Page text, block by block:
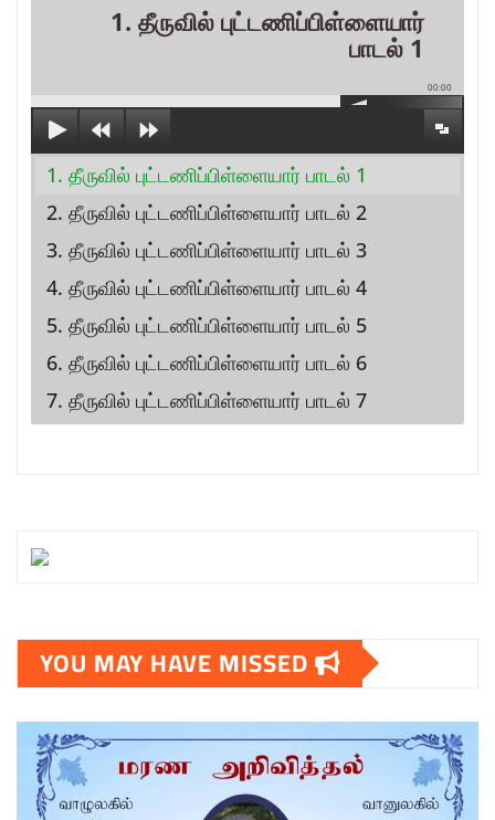
1. தீருவில் புட்டணிப்பிள்ளையார்
பாடல் 1
00:00
1. தீருவில் புட்டணிப்பிள்ளையார் பாடல் 1
2. தீருவில் புட்டணிப்பிள்ளையார் பாடல் 2
3. தீருவில் புட்டணிப்பிள்ளையார் பாடல் 3
4. தீருவில் புட்டணிப்பிள்ளையார் பாடல் 4
5. தீருவில் புட்டணிப்பிள்ளையார் பாடல் 5
6. தீருவில் புட்டணிப்பிள்ளையார் பாடல் 6
7. தீருவில் புட்டணிப்பிள்ளையார் பாடல் 7
YOU MAY HAVE MISSED